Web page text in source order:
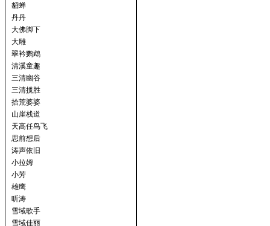
貂蝉
丹丹
大佛脚下
大雕
翠衿鹦鹉
清溪童趣
三清幽谷
三清揽胜
拾荒婆婆
山崖栈道
天高任鸟飞
思前想后
涛声依旧
小拉姆
小芳
雄鹰
听涛
雪域歌手
雪域佳丽